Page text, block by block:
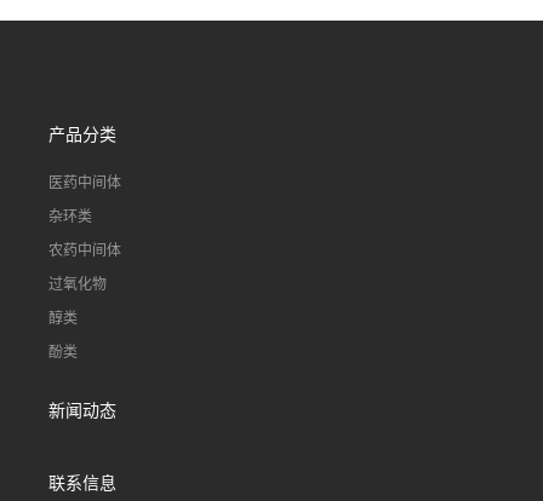
产品分类
医药中间体
杂环类
农药中间体
过氧化物
醇类
酚类
新闻动态
联系信息